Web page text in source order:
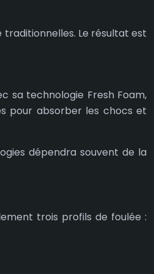
Le résultat est
sa technologie Fresh Foam,
pour absorber les chocs et
dépendra souvent de la
trois profils de foulée :